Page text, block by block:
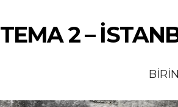
TEMA 2 –